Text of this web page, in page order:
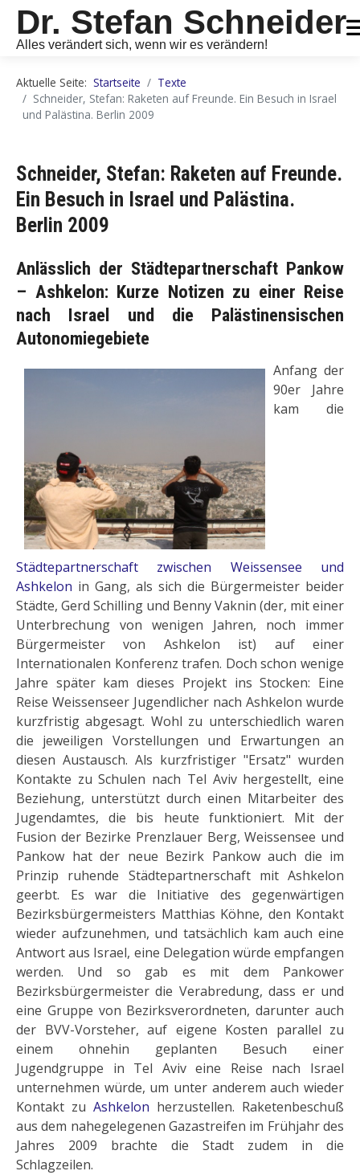
Dr. Stefan Schneider
Alles verändert sich, wenn wir es verändern!
Aktuelle Seite: Startseite
Texte
Schneider, Stefan: Raketen auf Freunde. Ein Besuch in Israel
und Palästina. Berlin 2009
Schneider, Stefan: Raketen auf Freunde.
Ein Besuch in Israel und Palästina.
Berlin 2009
Anlässlich der Städtepartnerschaft Pankow
– Ashkelon: Kurze Notizen zu einer Reise
nach Israel und die Palästinensischen
Autonomiegebiete
Anfang der
90er Jahre
kam die
Städtepartnerschaft zwischen Weissensee und
Ashkelon in Gang, als sich die Bürgermeister beider
Städte, Gerd Schilling und Benny Vaknin (der, mit einer
Unterbrechung von wenigen Jahren, noch immer
Bürgermeister von Ashkelon ist) auf einer
Internationalen Konferenz trafen. Doch schon wenige
Jahre später kam dieses Projekt ins Stocken: Eine
Reise Weissenseer Jugendlicher nach Ashkelon wurde
kurzfristig abgesagt. Wohl zu unterschiedlich waren
die jeweiligen Vorstellungen und Erwartungen an
diesen Austausch. Als kurzfristiger "Ersatz" wurden
Kontakte zu Schulen nach Tel Aviv hergestellt, eine
Beziehung, unterstützt durch einen Mitarbeiter des
Jugendamtes, die bis heute funktioniert. Mit der
Fusion der Bezirke Prenzlauer Berg, Weissensee und
Pankow hat der neue Bezirk Pankow auch die im
Prinzip ruhende Städtepartnerschaft mit Ashkelon
geerbt. Es war die Initiative des gegenwärtigen
Bezirksbürgermeisters Matthias Köhne, den Kontakt
wieder aufzunehmen, und tatsächlich kam auch eine
Antwort aus Israel, eine Delegation würde empfangen
werden. Und so gab es mit dem Pankower
Bezirksbürgermeister die Verabredung, dass er und
eine Gruppe von Bezirksverordneten, darunter auch
der BVV-Vorsteher, auf eigene Kosten parallel zu
einem ohnehin geplanten Besuch einer
Jugendgruppe in Tel Aviv eine Reise nach Israel
unternehmen würde, um unter anderem auch wieder
Kontakt zu Ashkelon herzustellen. Raketenbeschuß
aus dem nahegelegenen Gazastreifen im Frühjahr des
Jahres 2009 brachte die Stadt zudem in die
Schlagzeilen.